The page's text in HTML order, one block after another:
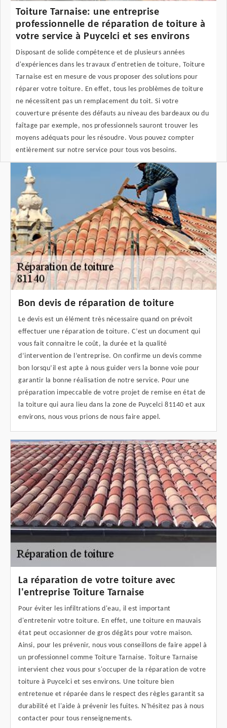
Toiture Tarnaise: une entreprise
professionnelle de réparation de toiture à
votre service à Puycelci et ses environs
Disposant de solide compétence et de plusieurs années
d'expériences dans les travaux d'entretien de toiture, Toiture
Tarnaise est en mesure de vous proposer des solutions pour
réparer votre toiture. En effet, tous les problèmes de toiture
ne nécessitent pas un remplacement du toit. Si votre
couverture présente des défauts au niveau des bardeaux ou du
faîtage par exemple, nos professionnels sauront trouver les
moyens adéquats pour les résoudre. Vous pouvez compter
entièrement sur notre service pour tous vos besoins.
Bon devis de réparation de toiture
Le devis est un élément très nécessaire quand on prévoit
effectuer une réparation de toiture. C’est un document qui
vous fait connaitre le coût, la durée et la qualité
d’intervention de l’entreprise. On confirme un devis comme
bon lorsqu’il est apte à nous guider vers la bonne voie pour
garantir la bonne réalisation de notre service. Pour une
préparation impeccable de votre projet de remise en état de
la toiture qui aura lieu dans la zone de Puycelci 81140 et aux
environs, nous vous prions de nous faire appel.
La réparation de votre toiture avec
l'entreprise Toiture Tarnaise
Pour éviter les infiltrations d'eau, il est important
d'entretenir votre toiture. En effet, une toiture en mauvais
état peut occasionner de gros dégâts pour votre maison.
Ainsi, pour les prévenir, nous vous conseillons de faire appel à
un professionnel comme Toiture Tarnaise. Toiture Tarnaise
intervient chez vous pour s'occuper de la réparation de votre
toiture à Puycelci et ses environs. Une toiture bien
entretenue et réparée dans le respect des règles garantit sa
durabilité et l'aide à prévenir les fuites. N'hésitez pas à nous
contacter pour tous renseignements.